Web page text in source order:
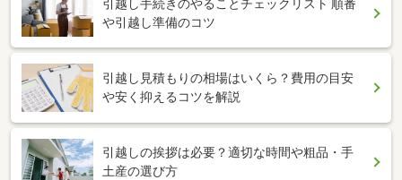
引越し手続きのやることチェックリスト 順番
や引越し準備のコツ
引越し見積もりの相場はいくら？費用の目安
や安く抑えるコツを解説
引越しの挨拶は必要？適切な時間や粗品・手
土産の選び方